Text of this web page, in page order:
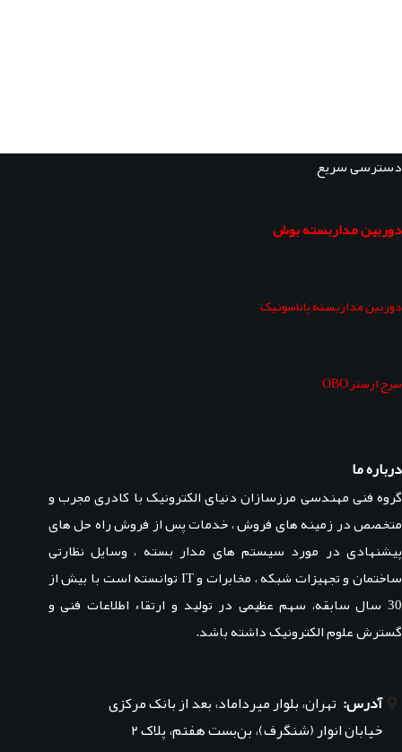
دسترسی سریع
دوربین مداربسته بوش
دوربین مداربسته پاناسونیک
سرج ارستر OBO
درباره ما
گروه فنی مهندسی مرزسازان دنیای الکترونیک با کادری مجرب و
متخصص در زمینه های فروش ، خدمات پس از فروش راه حل های
پیشنهادی در مورد سیستم های مدار بسته ، وسایل نظارتی
ساختمان و تجهیزات شبکه ، مخابرات و IT توانسته است با بیش از
30 سال سابقه، سهم عظیمی در تولید و ارتقاء اطلاعات فنی و
گسترش علوم الکترونیک داشته باشد.
آدرس: تهران، بلوار میرداماد، بعد از بانک مرکزی
خیابان انوار (شنگرف)، بن‌بست هفتم، پلاک ۲